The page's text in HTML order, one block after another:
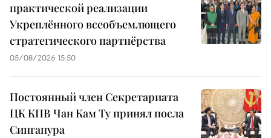
практической реализации
Укреплённого всеобъемлющего
стратегического партнёрства
05/08/2026 15:50
Постоянный член Секретариата
ЦК КПВ Чан Кам Ту принял посла
Сингапура